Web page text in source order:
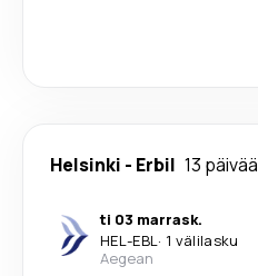
Helsinki - Erbil 13 päivää
ti 03 marrask.
HEL-EBL· 1 välilasku
Aegean